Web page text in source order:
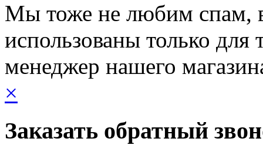
Мы тоже не любим спам,
использованы только для
менеджер нашего
×
Заказать обратный